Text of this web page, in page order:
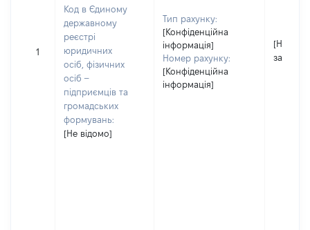
1
Код в Єдиному
державному
реєстрі
юридичних
осіб, фізичних
осіб –
підприємців та
громадських
формувань:
[Не відомо]
Тип рахунку:
[Конфіденційна
інформація]
Номер рахунку:
[Конфіденційна
інформація]
[Не